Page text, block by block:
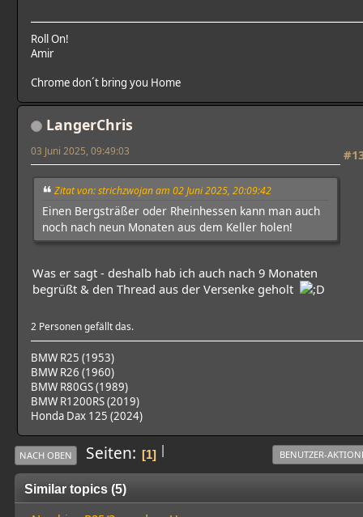
Roll On!
Amir
Chrome don´t bring you Home
LangerChris
03 Juni 2025, 09:49:03
Zitat von: strichzwojan am 02 Juni 2025, 20:09:42
Einen Bergsträßer oder Rheinhessen kann man auch
noch nach neun Monaten aus dem Keller holen!
Was er sagt - deshalb hab ich auch nach 9 Monaten
begrüßt & den Thread aus der Versenke geholt
2 Personen gefällt das.
BMW R25 (1953)
BMW R26 (1960)
BMW R80GS (1989)
BMW R1200RS (2019)
Honda Dax 125 (2024)
|
NACH OBEN Seiten 1 BENUTZER-
Similar topics (5)